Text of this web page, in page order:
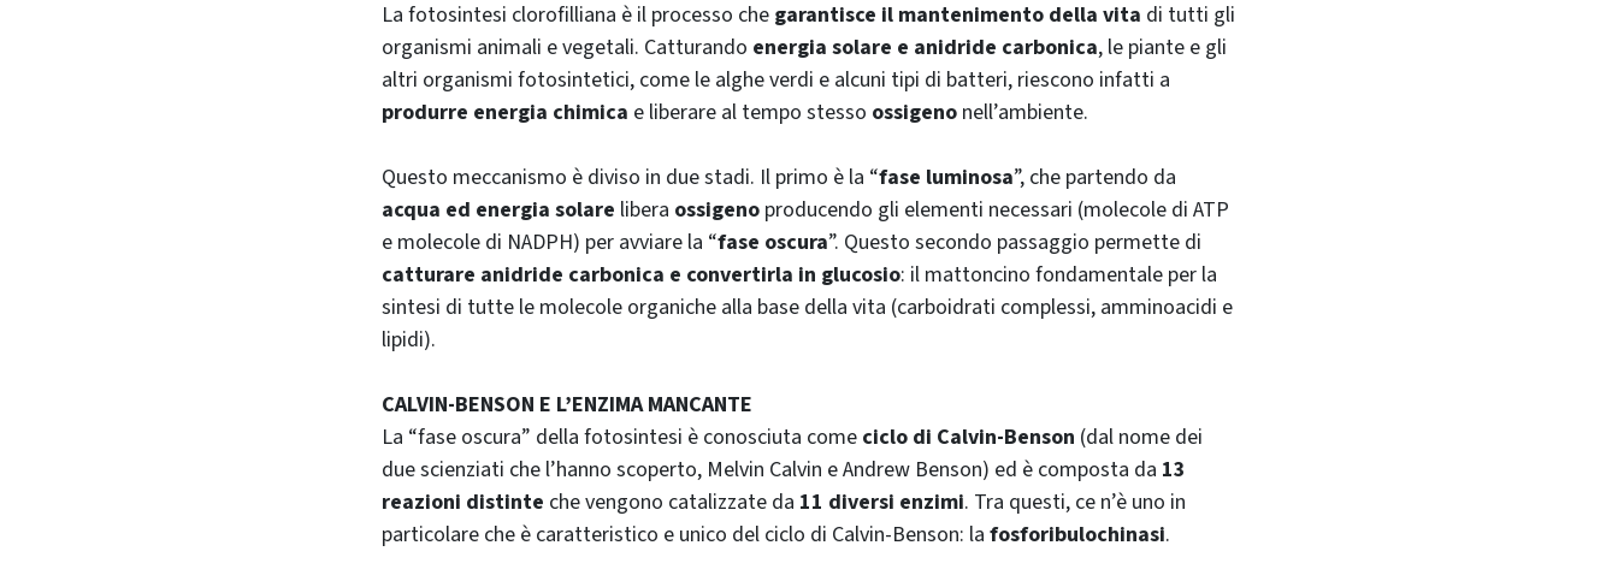
La fotosintesi clorofilliana è il processo che garantisce il mantenimento della vita di tutti gli
organismi animali e vegetali. Catturando energia solare e anidride carbonica, le piante e gli
altri organismi fotosintetici, come le alghe verdi e alcuni tipi di batteri, riescono infatti a
produrre energia chimica e liberare al tempo stesso ossigeno nell’ambiente.
Questo meccanismo è diviso in due stadi. Il primo è la “fase luminosa”, che partendo da
acqua ed energia solare libera ossigeno producendo gli elementi necessari (molecole di ATP
e molecole di NADPH) per avviare la “fase oscura”. Questo secondo passaggio permette di
catturare anidride carbonica e convertirla in glucosio: il mattoncino fondamentale per la
sintesi di tutte le molecole organiche alla base della vita (carboidrati complessi, amminoacidi e
lipidi).
CALVIN-BENSON E L’ENZIMA MANCANTE
La “fase oscura” della fotosintesi è conosciuta come ciclo di Calvin-Benson (dal nome dei
due scienziati che l’hanno scoperto, Melvin Calvin e Andrew Benson) ed è composta da 13
reazioni distinte che vengono catalizzate da 11 diversi enzimi. Tra questi, ce n’è uno in
particolare che è caratteristico e unico del ciclo di Calvin-Benson: la fosforibulochinasi.